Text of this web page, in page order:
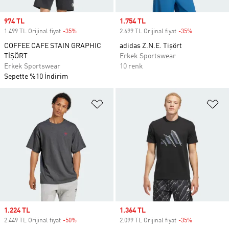
Sale price
974 TL
1.499 TL Orijinal fiyat -35%
COFFEE CAFE STAIN GRAPHIC
TİŞÖRT
Erkek Sportswear
Sepette %10 İndirim
Sale price
1.754 TL
2.699 TL Orijinal fiyat -35%
adidas Z.N.E. Tişört
Erkek Sportswear
10 renk
Favori Listesine Ekle
Sale price
1.224 TL
2.449 TL Orijinal fiyat -50%
Sale price
1.364 TL
2.099 TL Orijinal fiyat -35%